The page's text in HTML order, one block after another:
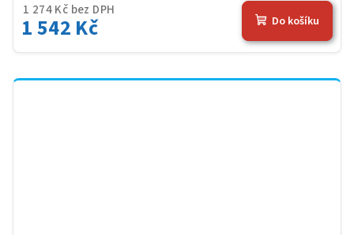
1 274 Kč bez DPH
1 542 Kč Do košíku